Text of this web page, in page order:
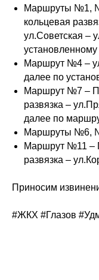
Маршруты №1,
кольцевая
ул.Советская –
Маршрут №4 –
далее по
Маршрут №7 –
развязка –
далее по
Маршруты №6,
Маршрут №11 –
развязка –
Приносим
#ЖКХ #Глазов